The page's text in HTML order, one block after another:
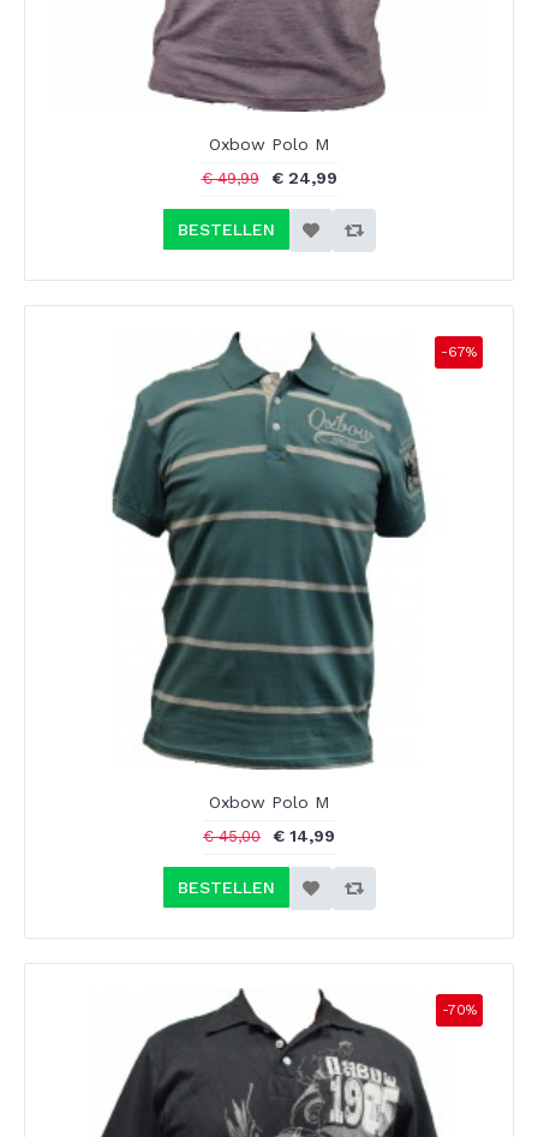
Oxbow Polo M
€ 49,99 € 24,99
BESTELLEN
-67%
Oxbow Polo M
€ 45,00 € 14,99
BESTELLEN
-70%